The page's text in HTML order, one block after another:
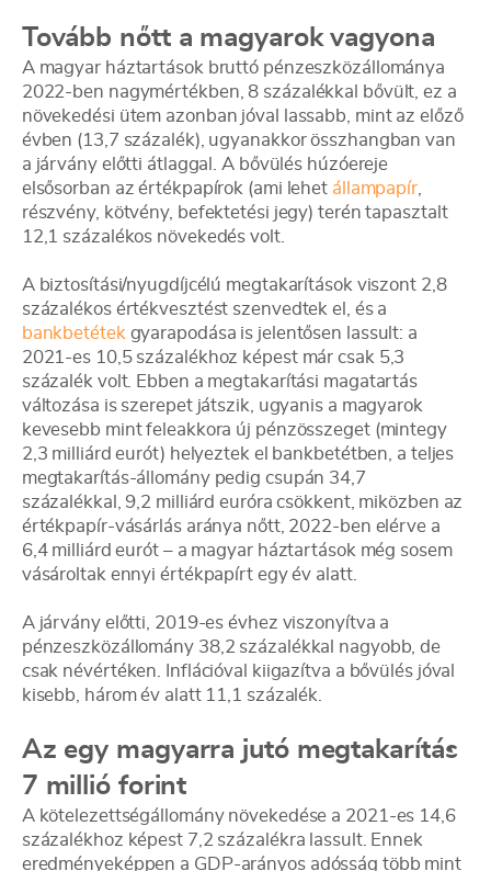
Tovább nőtt a magyarok vagyona
A magyar háztartások bruttó pénzeszközállománya
2022-ben nagymértékben, 8 százalékkal bővült, ez a
növekedési ütem azonban jóval lassabb, mint az előző
évben (13,7 százalék), ugyanakkor összhangban van
a járvány előtti átlaggal. A bővülés húzóereje
elsősorban az értékpapírok (ami lehet állampapír,
részvény, kötvény, befektetési jegy) terén tapasztalt
12,1 százalékos növekedés volt.
A biztosítási/nyugdíjcélú megtakarítások viszont 2,8
százalékos értékvesztést szenvedtek el, és a
bankbetétek gyarapodása is jelentősen lassult: a
2021-es 10,5 százalékhoz képest már csak 5,3
százalék volt. Ebben a megtakarítási magatartás
változása is szerepet játszik, ugyanis a magyarok
kevesebb mint feleakkora új pénzösszeget (mintegy
2,3 milliárd eurót) helyeztek el bankbetétben, a teljes
megtakarítás-állomány pedig csupán 34,7
százalékkal, 9,2 milliárd euróra csökkent, miközben az
értékpapír-vásárlás aránya nőtt, 2022-ben elérve a
6,4 milliárd eurót – a magyar háztartások még sosem
vásároltak ennyi értékpapírt egy év alatt.
A járvány előtti, 2019-es évhez viszonyítva a
pénzeszközállomány 38,2 százalékkal nagyobb, de
csak névértéken. Inflációval kiigazítva a bővülés jóval
kisebb, három év alatt 11,1 százalék.
Az egy magyarra jutó megtakarítás
7 millió forint
A kötelezettségállomány növekedése a 2021-es 14,6
százalékhoz képest 7,2 százalékra lassult. Ennek
eredményeképpen a GDP-arányos adósság több mint